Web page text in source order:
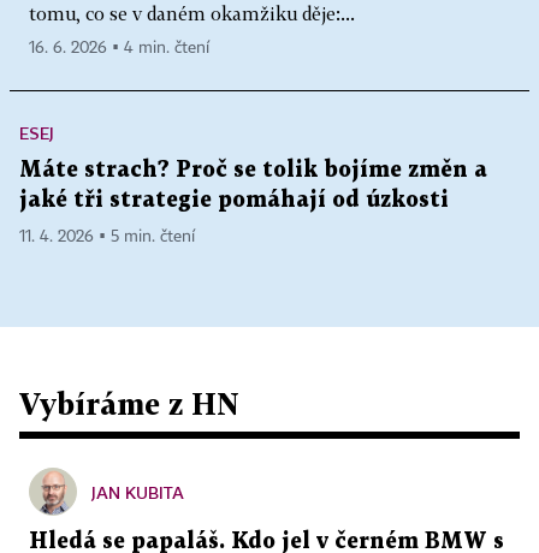
tomu, co se v daném okamžiku děje:...
16. 6. 2026 ▪ 4 min. čtení
ESEJ
Máte strach? Proč se tolik bojíme změn a
jaké tři strategie pomáhají od úzkosti
11. 4. 2026 ▪ 5 min. čtení
Vybíráme z HN
JAN KUBITA
Hledá se papaláš. Kdo jel v černém BMW s